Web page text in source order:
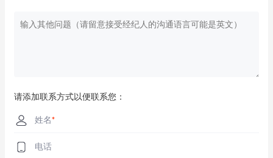
请添加联系方式以便联系您：
姓名*
电话